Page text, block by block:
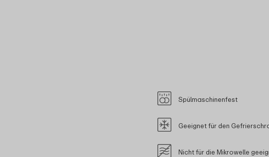
Spülmaschinenfest
Geeignet für den
Nicht für die Mikrowelle